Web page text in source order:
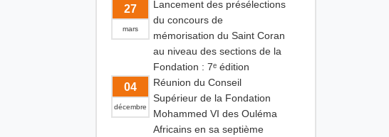
27
mars
Lancement des présélections
du concours de
mémorisation du Saint Coran
au niveau des sections de la
Fondation : 7ᵉ édition
04
décembre
Réunion du Conseil
Supérieur de la Fondation
Mohammed VI des Ouléma
Africains en sa septième